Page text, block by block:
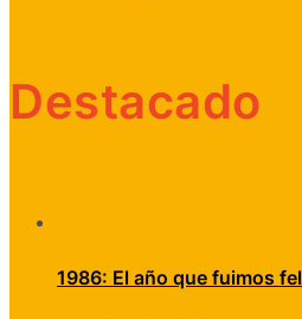
Destacado
1986: El año que fuimos